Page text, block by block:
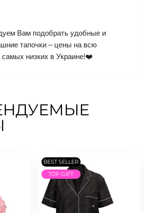
Вам подобрать удобные и
тапочки – цены на всю
самых низких в Украине!❤️
BEST SELLER
TOP GIFT